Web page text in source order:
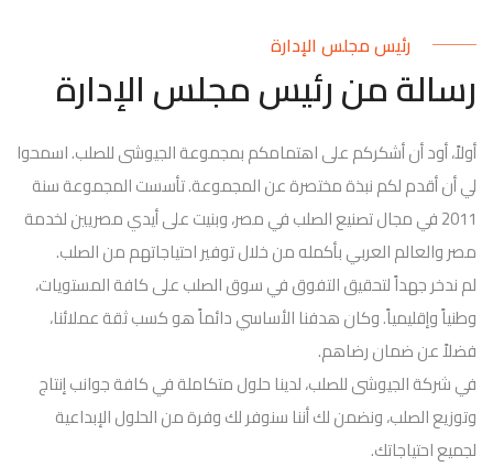
8
9
4
5
6
7
8
9
رئيس مجلس الإدارة
رسالة من رئيس مجلس الإدارة
أولاً، أود أن أشكركم على اهتمامكم بمجموعة الجيوشى للصلب. اسمحوا
لي أن أقدم لكم نبذة مختصرة عن المجموعة. تأسست المجموعة سنة
2011 في مجال تصنيع الصلب في مصر، وبنيت على أيدي مصريين لخدمة
مصر والعالم العربي بأكمله من خلال توفير احتياجاتهم من الصلب.
لم ندخر جهداً لتحقيق التفوق في سوق الصلب على كافة المستويات،
وطنياً وإقليمياً. وكان هدفنا الأساسي دائماً هو كسب ثقة عملائنا،
فضلاً عن ضمان رضاهم.
في شركة الجيوشى للصلب، لدينا حلول متكاملة في كافة جوانب إنتاج
وتوزيع الصلب، ونضمن لك أننا سنوفر لك وفرة من الحلول الإبداعية
لجميع احتياجاتك.